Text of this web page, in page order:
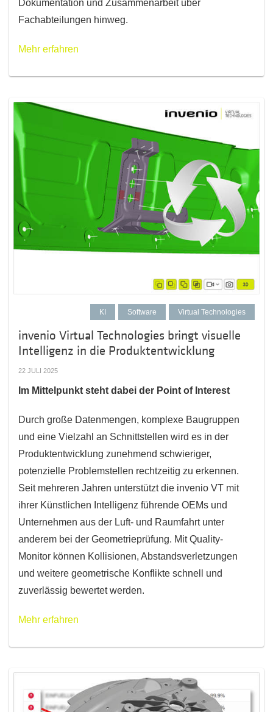
Dokumentation und Zusammenarbeit über
Fachabteilungen hinweg.
Mehr erfahren
KI Software Virtual Technologies
invenio Virtual Technologies bringt visuelle
Intelligenz in die Produktentwicklung
22 JULI 2025
Im Mittelpunkt steht dabei der Point of Interest
Durch große Datenmengen, komplexe Baugruppen
und eine Vielzahl an Schnittstellen wird es in der
Produktentwicklung zunehmend schwieriger,
potenzielle Problemstellen rechtzeitig zu erkennen.
Seit mehreren Jahren unterstützt die invenio VT mit
ihrer Künstlichen Intelligenz führende OEMs und
Unternehmen aus der Luft- und Raumfahrt unter
anderem bei der Geometrieprüfung. Mit Quality-
Monitor können Kollisionen, Abstandsverletzungen
und weitere geometrische Konflikte schnell und
zuverlässig bewertet werden.
Mehr erfahren